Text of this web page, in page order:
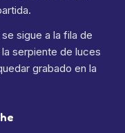
sigue a la fila de
serpiente de luces
grabado en la